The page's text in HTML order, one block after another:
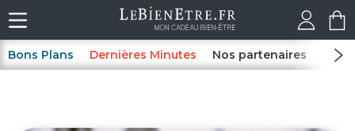
Bons Plans Dernières Minutes Nos partenaires Spas